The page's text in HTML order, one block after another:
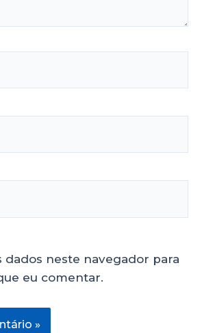
dados neste navegador para
eu comentar.